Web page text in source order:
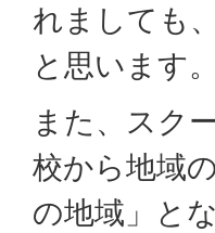
れましても
と思います。
また、スク
校から地域
の地域」と